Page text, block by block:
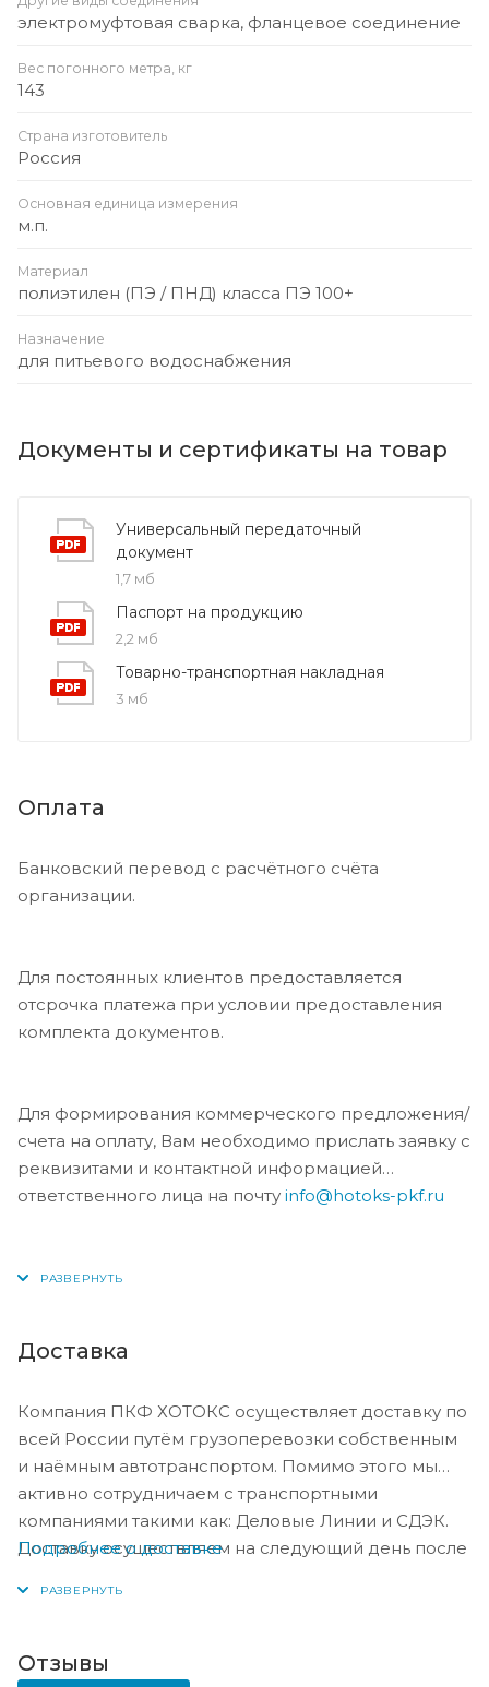
электромуфтовая сварка, фланцевое соединение
Вес погонного метра, кг
143
Страна изготовитель
Россия
Основная единица измерения
м.п.
Материал
полиэтилен (ПЭ / ПНД) класса ПЭ 100+
Назначение
для питьевого водоснабжения
Документы и сертификаты на товар
Универсальный передаточный
документ
1,7 мб
Паспорт на продукцию
2,2 мб
Товарно-транспортная накладная
3 мб
Оплата
Банковский перевод с расчётного счёта
организации.
Для постоянных клиентов предоставляется
отсрочка платежа при условии предоставления
комплекта документов.
Для формирования коммерческого предложения/
счета на оплату, Вам необходимо прислать заявку с
реквизитами и контактной информацией
ответственного лица на почту info@hotoks-pkf.ru
Доставка
Компания ПКФ ХОТОКС осуществляет доставку по
всей России путём грузоперевозки собственным
и наёмным автотранспортом. Помимо этого мы
активно сотрудничаем с транспортными
компаниями такими как: Деловые Линии и СДЭК.
Доставку осуществляем на следующий день после
Подробнее о доставке
Отзывы